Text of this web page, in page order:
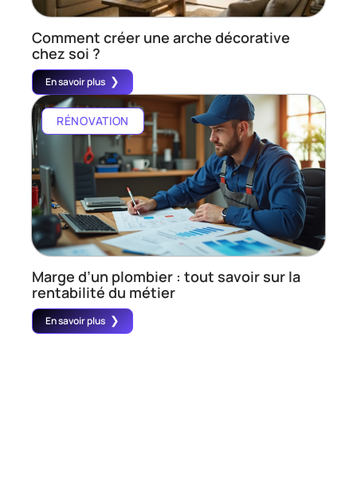
Comment créer une arche décorative
chez soi ?
En savoir plus
RÉNOVATION
Marge d’un plombier : tout savoir sur la
rentabilité du métier
En savoir plus